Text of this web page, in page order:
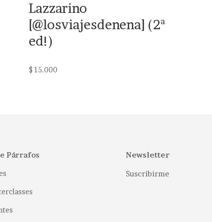
Lazzarino
[@losviajesdenena] (2ª
ed!)
$ 15.000
Párrafos
Newsletter
Suscribirme